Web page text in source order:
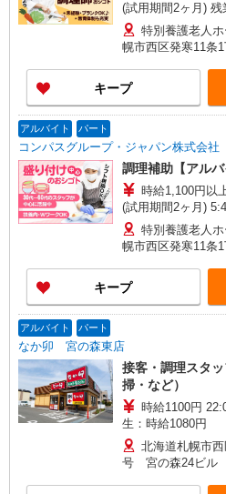
(試用期間2ヶ月) 残業が発生した場合、残業代を1
分単位で別途支給
特別養護老人
幌市西区発寒11条1
キープ
アルバイト パート
コンパスグループ・ジャパン株式会
調理補助【アルバ
時給1,100円以上 試用期間中 時給1,100円
(試用期間2ヶ月) 5:45〜8:00 時給1,130円以上 残業
が発生した場合、
す。
特別養護老人
幌市西区発寒11条1
キープ
アルバイト パート
なか卯 宮の森東店
接客・調理スタ
掃・など）
時給1100円
生：時給1080円
北海道札幌市
号 宮の森24ビル